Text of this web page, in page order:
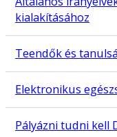
kialakításához
Teendők és
Elektronikus
Pályázni tudni kell